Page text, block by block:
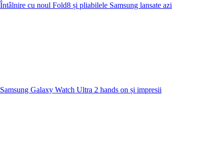
Întâlnire cu noul Fold8 și pliabilele Samsung lansate azi
Samsung Galaxy Watch Ultra 2 hands on și impresii